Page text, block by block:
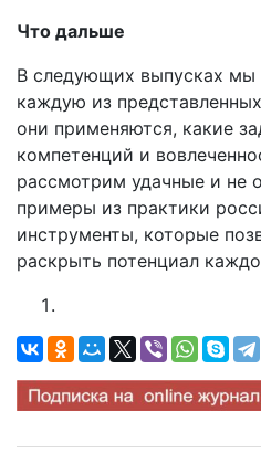
Что дальше
В следующих выпусках мы
каждую из
они применяются, какие
компетенций и
рассмотрим удачные и не
примеры из практики
инструменты, которые
раскрыть потенциал